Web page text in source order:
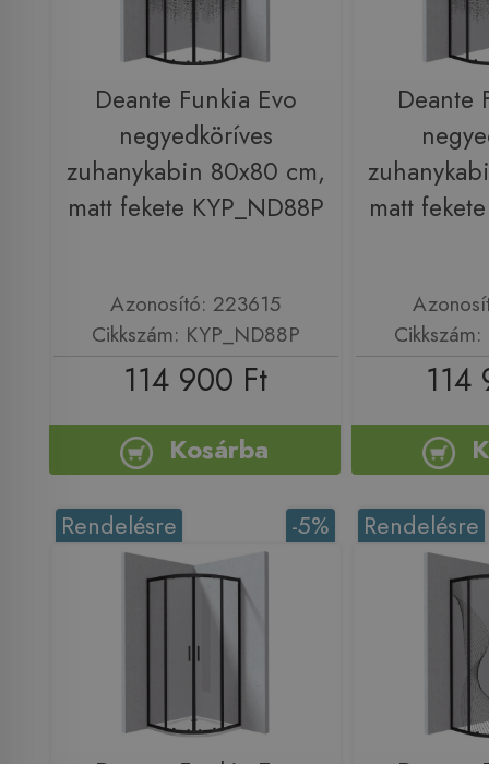
Deante Funkia Evo
negyedköríves
zuhanykabin 80x80 cm,
matt fekete KYP_ND88P
Azonosító: 223615
Cikkszám: KYP_ND88P
114 900 Ft
Kosárba
Deante
matt
114
-5%
Rendelésre Rendelésre